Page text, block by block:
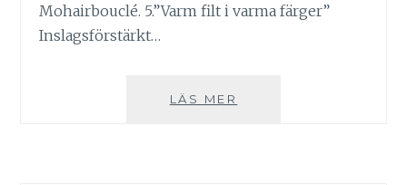
Mohairbouclé. 5.”Varm filt i varma färger”
Inslagsförstärkt…
LÄS MER